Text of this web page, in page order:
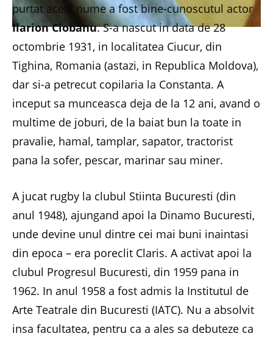
purtat acest nume a fost bine-cunoscutul actor
Ilarion Ciobanu. S-a nascut in data de 28
octombrie 1931, in localitatea Ciucur, din
Tighina, Romania (astazi, in Republica Moldova),
dar si-a petrecut copilaria la Constanta. A
inceput sa munceasca deja de la 12 ani, avand o
multime de joburi, de la baiat bun la toate in
pravalie, hamal, tamplar, sapator, tractorist
pana la sofer, pescar, marinar sau miner.
A jucat rugby la clubul Stiinta Bucuresti (din
anul 1948), ajungand apoi la Dinamo Bucuresti,
unde devine unul dintre cei mai buni inaintasi
din epoca – era poreclit Claris. A activat apoi la
clubul Progresul Bucuresti, din 1959 pana in
1962. In anul 1958 a fost admis la Institutul de
Arte Teatrale din Bucuresti (IATC). Nu a absolvit
insa facultatea, pentru ca a ales sa debuteze ca